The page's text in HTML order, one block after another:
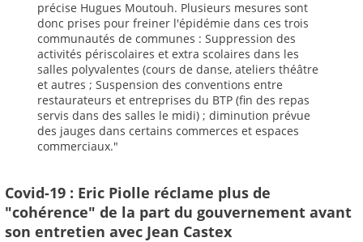
précise Hugues Moutouh. Plusieurs mesures sont
donc prises pour freiner l'épidémie dans ces trois
communautés de communes : Suppression des
activités périscolaires et extra scolaires dans les
salles polyvalentes (cours de danse, ateliers théâtre
et autres ; Suspension des conventions entre
restaurateurs et entreprises du BTP (fin des repas
servis dans des salles le midi) ; diminution prévue
des jauges dans certains commerces et espaces
commerciaux."
Covid-19 : Eric Piolle réclame plus de
"cohérence" de la part du gouvernement avant
son entretien avec Jean Castex